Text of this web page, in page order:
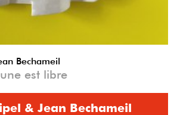
Bechameil
est libre
& Jean Bechameil